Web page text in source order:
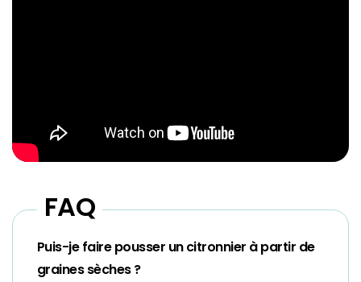
FAQ
Puis-je faire pousser un citronnier à partir de
graines sèches ?